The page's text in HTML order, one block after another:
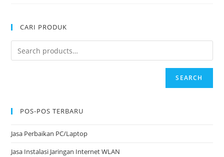
CARI PRODUK
SEARCH
POS-POS TERBARU
Jasa Perbaikan PC/Laptop
Jasa Instalasi Jaringan Internet WLAN